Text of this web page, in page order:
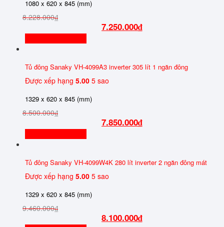
Tủ mát đứng (3)
CÔNG NGHỆ INVERTER
Inverter(11)
Thường
(3)
DÀN LẠNH
Nhôm(2)
1 Cánh
2 Cánh (9)
2 Cánh Trên Dưới
3 Cánh(2)
1080 x 620 x 845 (mm)
8.228.000₫
7.250.000₫
Tủ đông Sanaky VH-4099A3 inverter 305 lít 1 ngăn đông
Được xếp hạng 5.00 5 sao
1329 x 620 x 845 (mm)
8.500.000₫
7.850.000₫
Tủ đông Sanaky VH-4099W4K 280 lít inverter 2 ngăn đông mát
Được xếp hạng 5.00 5 sao
1329 x 620 x 845 (mm)
9.460.000₫
8.100.000₫